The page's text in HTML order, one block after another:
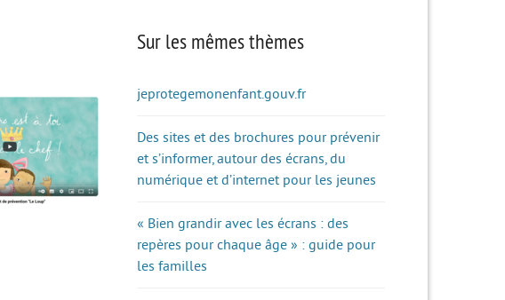
Sur les mêmes thèmes
jeprotegemonenfant.gouv.fr
Des sites et des brochures pour prévenir
et s’informer, autour des écrans, du
numérique et d’internet pour les jeunes
« Bien grandir avec les écrans : des
repères pour chaque âge » : guide pour
les familles